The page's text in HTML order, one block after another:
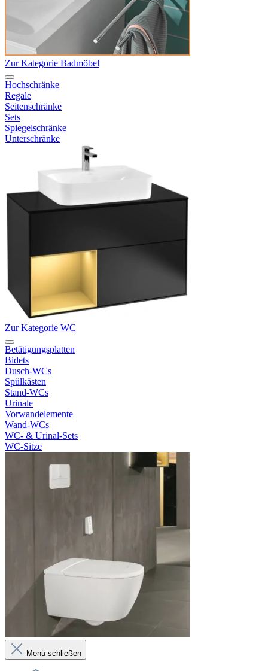
Zur Kategorie Badmöbel
Hochschränke
Regale
Seitenschränke
Sets
Spiegelschränke
Unterschränke
Zur Kategorie WC
Betätigungsplatten
Bidets
Dusch-WCs
Spülkästen
Stand-WCs
Urinale
Vorwandelemente
Wand-WCs
WC- & Urinal-Sets
WC-Sitze
Menü schließen